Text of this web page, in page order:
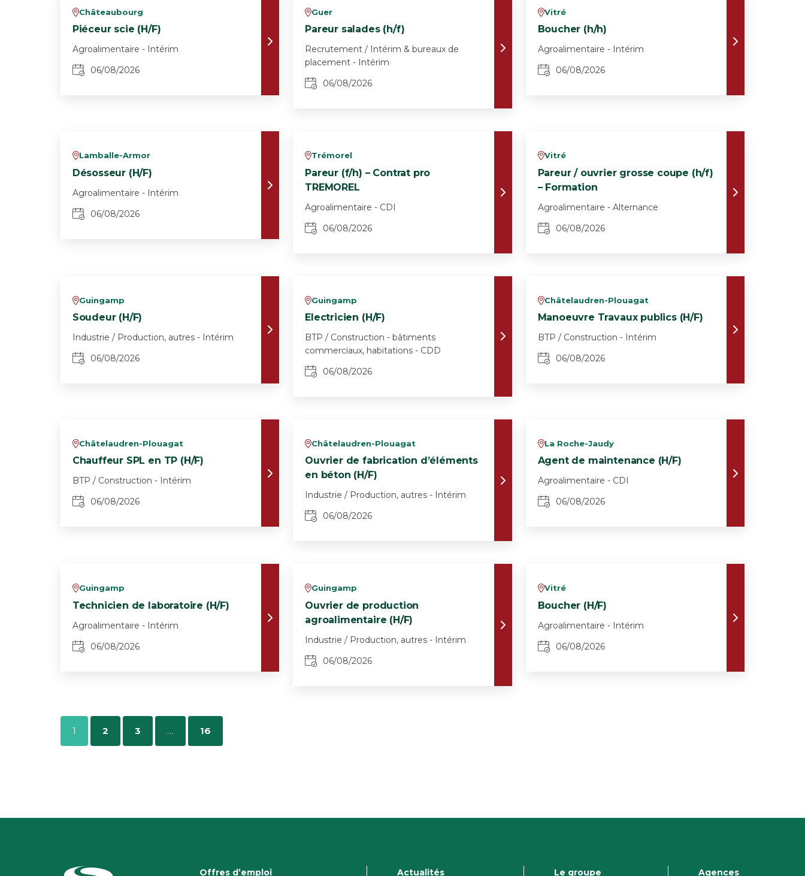
vChâteaubourg
Piéceur scie (H/F)
Agroalimentaire - Intérim
06/08/2026
vGuer
Pareur salades (h/f)
Recrutement / Intérim & bureaux de
placement - Intérim
06/08/2026
vVitré
Boucher (h/h)
Agroalimentaire - Intérim
06/08/2026
vLamballe-Armor
Désosseur (H/F)
Agroalimentaire - Intérim
06/08/2026
vTrémorel
Pareur (f/h) – Contrat pro
TREMOREL
Agroalimentaire - CDI
06/08/2026
vVitré
Pareur / ouvrier grosse coupe (h/f)
– Formation
Agroalimentaire - Alternance
06/08/2026
vGuingamp
Soudeur (H/F)
Industrie / Production, autres - Intérim
06/08/2026
vGuingamp
Electricien (H/F)
BTP / Construction - bâtiments
commerciaux, habitations - CDD
06/08/2026
vChâtelaudren-Plouagat
Manoeuvre Travaux publics (H/F)
BTP / Construction - Intérim
06/08/2026
vChâtelaudren-Plouagat
Chauffeur SPL en TP (H/F)
BTP / Construction - Intérim
06/08/2026
vChâtelaudren-Plouagat
Ouvrier de fabrication d’éléments
en béton (H/F)
Industrie / Production, autres - Intérim
06/08/2026
vLa Roche-Jaudy
Agent de maintenance (H/F)
Agroalimentaire - CDI
06/08/2026
vGuingamp
Technicien de laboratoire (H/F)
Agroalimentaire - Intérim
06/08/2026
vGuingamp
Ouvrier de production
agroalimentaire (H/F)
Industrie / Production, autres - Intérim
06/08/2026
vVitré
Boucher (H/F)
Agroalimentaire - Intérim
06/08/2026
1 2 3 … 16
Offres d’emploi Actualités Le groupe Agences